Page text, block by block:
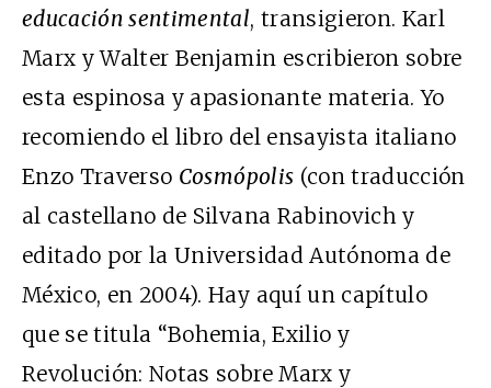
educación sentimental, transigieron. Karl
Marx y Walter Benjamin escribieron sobre
esta espinosa y apasionante materia. Yo
recomiendo el libro del ensayista italiano
Enzo Traverso Cosmópolis (con traducción
al castellano de Silvana Rabinovich y
editado por la Universidad Autónoma de
México, en 2004). Hay aquí un capítulo
que se titula “Bohemia, Exilio y
Revolución: Notas sobre Marx y